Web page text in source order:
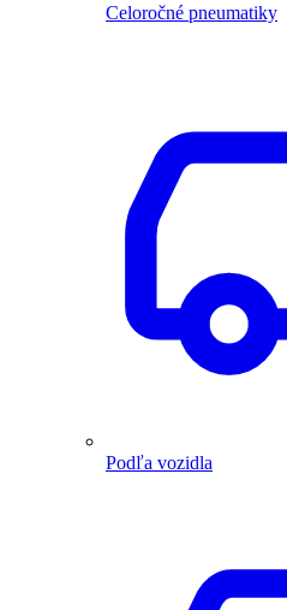
Celoročné pneumatiky
Podľa vozidla